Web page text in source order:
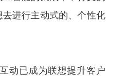
进行主动式的、个性化
动已成为联想提升客户